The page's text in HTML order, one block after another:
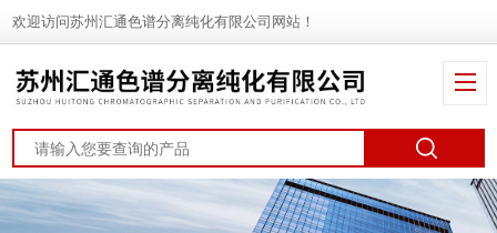
欢迎访问苏州汇通色谱分离纯化有限公司网站！